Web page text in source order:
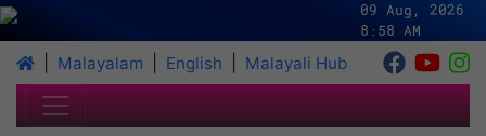
09 Aug, 2026
8:58 AM
Malayalam English Malayali Hub